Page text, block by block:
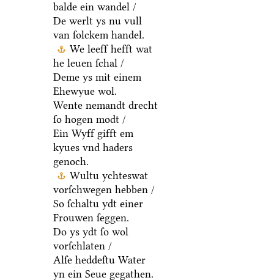
balde ein wandel /
De werlt ys nu vull
van ſolckem handel.
We leeff hefft wat
he leuen ſchal /
Deme ys mit einem
Ehewyue wol.
Wente nemandt drecht
ſo hogen modt /
Ein Wyff gifft em
kyues vnd haders
genoch.
Wultu ychteswat
vorſchwegen hebben /
So ſchaltu ydt einer
Frouwen ſeggen.
Do ys ydt ſo wol
vorſchlaten /
Alſe heddeſtu Water
yn ein Seue gegathen.